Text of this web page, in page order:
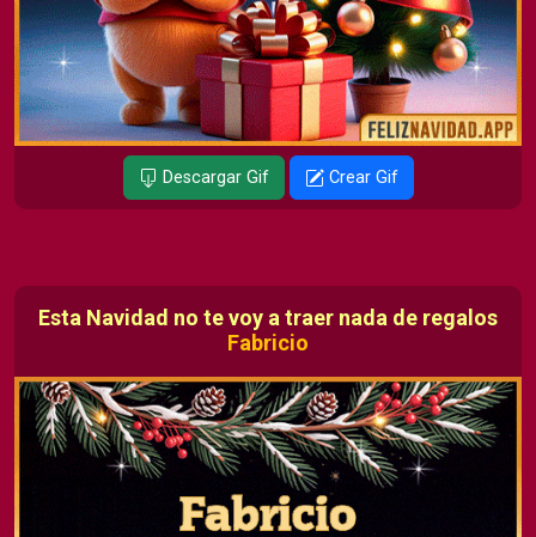
Descargar Gif Crear Gif
Esta Navidad no te voy a traer nada de regalos
Fabricio